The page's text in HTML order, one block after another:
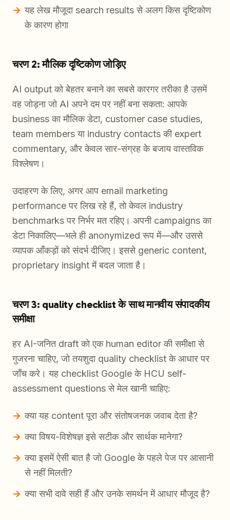
यह लेख मौजूदा search results से अलग किस दृष्टिकोण
के कारण होगा
चरण 2: मौलिक दृष्टिकोण जोड़िए
AI output को बेहतर बनाने का सबसे कारगर तरीका है उसमें
वह जोड़ना जो AI अपने दम पर नहीं बना सकता: आपके
business का मौलिक डेटा, customer case studies,
team members या industry contacts की expert
commentary, और केवल सार-संग्रह के बजाय वास्तविक
विश्लेषण।
उदाहरण के लिए, अगर आप email marketing
performance पर लिख रहे हैं, तो केवल industry
benchmarks पर निर्भर मत रहिए। अपनी campaigns का
डेटा निकालिए—भले ही anonymized रूप में—और उससे
व्यापक आँकड़ों को संदर्भ दीजिए। इससे generic content,
proprietary insight में बदल जाता है।
चरण 3: quality checklist के साथ मानवीय संपादकीय
समीक्षा
हर AI-जनित draft को एक human editor की समीक्षा से
गुजरना चाहिए, जो तयशुदा quality checklist के आधार पर
जाँच करे। यह checklist Google के HCU self-
assessment questions से मेल खानी चाहिए:
क्या यह content पूरा और संतोषजनक जवाब देता है?
क्या विषय-विशेषज्ञ इसे सटीक और सार्थक मानेगा?
क्या इसमें ऐसी बात है जो Google के पहले पेज पर आसानी
से नहीं मिलती?
क्या सभी दावे सही हैं और उनके समर्थन में आधार मौजूद है?